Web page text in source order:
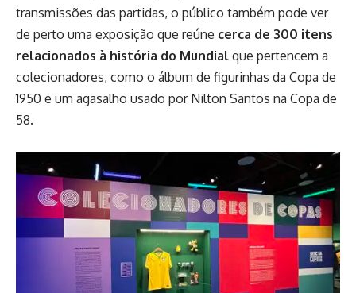
transmissões das partidas, o público também pode ver
de perto uma exposição que reúne cerca de 300 itens
relacionados à história do Mundial que pertencem a
colecionadores, como o álbum de figurinhas da Copa de
1950 e um agasalho usado por Nilton Santos na Copa de
58.